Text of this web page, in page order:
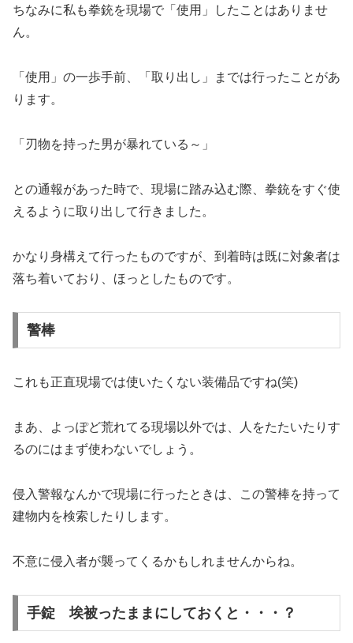
ちなみに私も拳銃を現場で「使用」したことはありませ
ん。
「使用」の一歩手前、「取り出し」までは行ったことがあ
ります。
「刃物を持った男が暴れている～」
との通報があった時で、現場に踏み込む際、拳銃をすぐ使
えるように取り出して行きました。
かなり身構えて行ったものですが、到着時は既に対象者は
落ち着いており、ほっとしたものです。
警棒
これも正直現場では使いたくない装備品ですね(笑)
まあ、よっぽど荒れてる現場以外では、人をたたいたりす
るのにはまず使わないでしょう。
侵入警報なんかで現場に行ったときは、この警棒を持って
建物内を検索したりします。
不意に侵入者が襲ってくるかもしれませんからね。
手錠 埃被ったままにしておくと・・・？